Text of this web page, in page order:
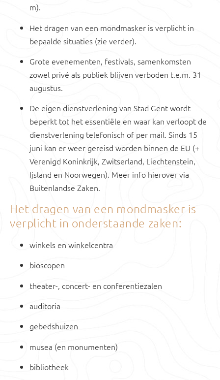
m).
Het dragen van een mondmasker is verplicht in
bepaalde situaties (zie verder).
Grote evenementen, festivals, samenkomsten
zowel privé als publiek blijven verboden t.e.m. 31
augustus.
De eigen dienstverlening van Stad Gent wordt
beperkt tot het essentiële en waar kan verloopt de
dienstverlening telefonisch of per mail. Sinds 15
juni kan er weer gereisd worden binnen de EU (+
Verenigd Koninkrijk, Zwitserland, Liechtenstein,
Ijsland en Noorwegen). Meer info hierover via
Buitenlandse Zaken.
Het dragen van een mondmasker is
verplicht in onderstaande zaken:
winkels en winkelcentra
bioscopen
theater-, concert- en conferentiezalen
auditoria
gebedshuizen
musea (en monumenten)
bibliotheek